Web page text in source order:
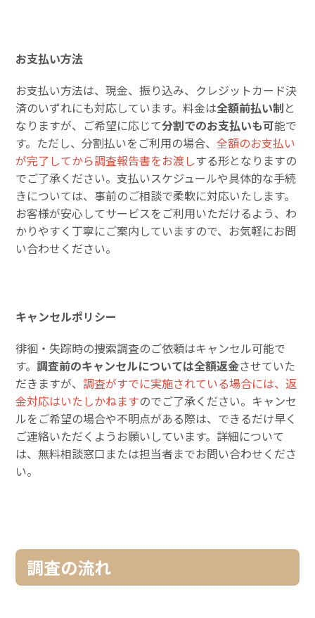
お支払い方法
お支払い方法は、現金、振り込み、クレジットカード決
済のいずれにも対応しています。料金は全額前払い制と
なりますが、ご希望に応じて分割でのお支払いも可能で
す。ただし、分割払いをご利用の場合、全額のお支払い
が完了してから調査報告書をお渡しする形となりますの
でご了承ください。支払いスケジュールや具体的な手続
きについては、事前のご相談で柔軟に対応いたします。
お客様が安心してサービスをご利用いただけるよう、わ
かりやすく丁寧にご案内していますので、お気軽にお問
い合わせください。
キャンセルポリシー
徘徊・失踪時の捜索調査のご依頼はキャンセル可能で
す。調査前のキャンセルについては全額返金させていた
だきますが、調査がすでに実施されている場合には、返
金対応はいたしかねますのでご了承ください。キャンセ
ルをご希望の場合や不明点がある際は、できるだけ早く
ご連絡いただくようお願いしています。詳細について
は、無料相談窓口または担当者までお問い合わせくださ
い。
調査の流れ